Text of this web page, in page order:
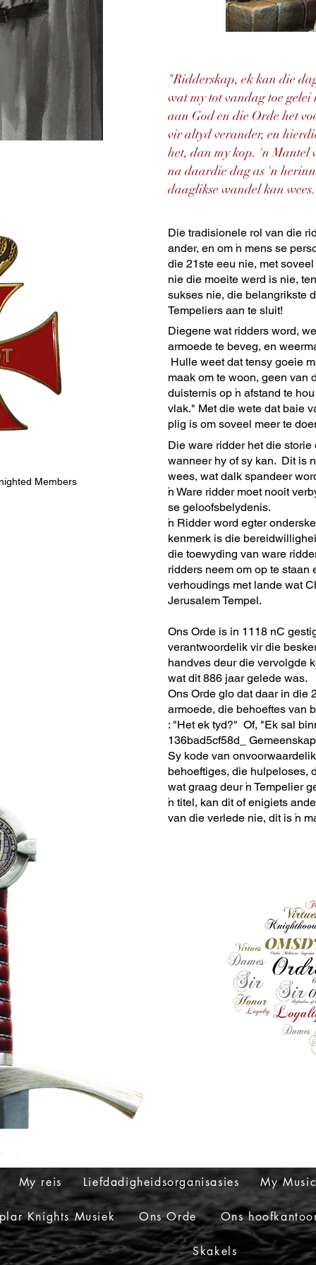
Members
"Ridderskap, ek kan die
wat my tot vandag toe gelei
aan God en die Orde het
vir altyd verander, en
het, dan my kop. 'n Mantel
na daardie dag as 'n
daaglikse wandel kan
Die tradisionele rol van die
ander, en om 'n mens se
die 21ste eeu nie, met
nie die moeite werd is nie,
sukses nie, die belangrikste
Tempeliers aan te sluit!
Diegene wat ridders word,
armoede te beveg, en
Hulle weet dat tensy goeie
maak om te woon, geen van
duisternis op 'n afstand te
vlak." Met die wete dat baie
plig is om soveel meer te
Die ware ridder het die
wanneer hy of sy kan. Dit is
wees, wat dalk spandeer
'n Ware ridder moet nooit
se geloofsbelydenis.
’n Ridder word egter
kenmerk is die
die toewyding van ware
ridders neem om op te
verhoudings met lande wat
Jerusalem Tempel.
Ons Orde is in 1118 nC
verantwoordelik vir die
handves deur die vervolgde
wat dit 886 jaar gelede was.
Ons Orde glo dat daar in die
armoede, die behoeftes van
: "Het ek tyd?" Of, "Ek sal
136bad5cf58d_
Sy kode van
behoeftiges, die hulpeloses,
wat graag deur 'n Tempelier
'n titel, kan dit of enigiets
van die verlede nie, dit is 'n
My reis Liefdadigheidsorganisasies My
Knights Musiek Ons Orde Ons
Skakels